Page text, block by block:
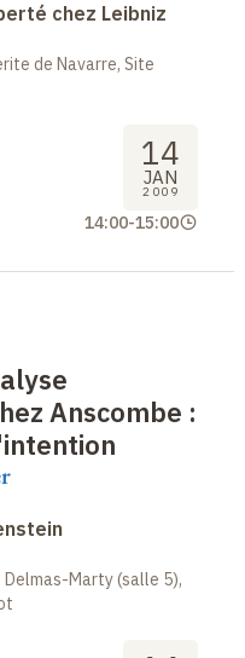
chez Leibniz
de Navarre, Site
14
JAN
2009
14:00-15:00
Anscombe :
Marty (salle 5),